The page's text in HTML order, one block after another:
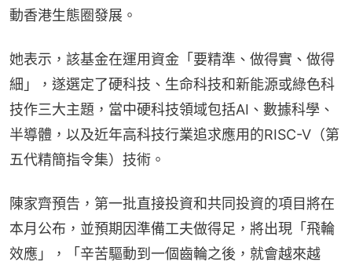
動香港生態圈發展。
她表示，該基金在運用資金「要精準、做得實、做得
細」，遂選定了硬科技、生命科技和新能源或綠色科
技作三大主題，當中硬科技領域包括AI、數據科學、
半導體，以及近年高科技行業追求應用的RISC-V（第
五代精簡指令集）技術。
陳家齊預告，第一批直接投資和共同投資的項目將在
本月公布，並預期因準備工夫做得足，將出現「飛輪
效應」，「辛苦驅動到一個齒輪之後，就會越來越